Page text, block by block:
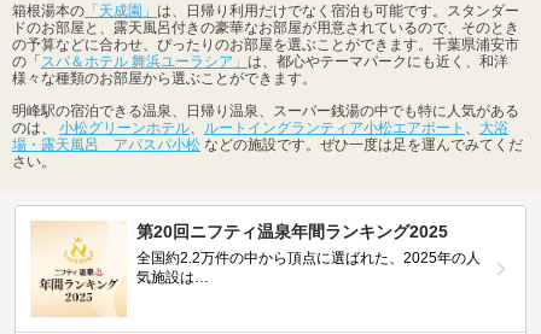
箱根湯本の 「天成園」 は、日帰り利用だけでなく宿泊も可能です。スタンダー
ドのお部屋と、露天風呂付きの豪華なお部屋が用意されているので、そのとき
の予算などに合わせ、ぴったりのお部屋を選ぶことができます。千葉県浦安市
の「スパ＆ホテル 舞浜ユーラシア」 は、都心やテーマパークにも近く、和洋
様々な種類のお部屋から選ぶことができます。
明峰駅の宿泊できる温泉、日帰り温泉、スーパー銭湯の中でも特に人気がある
のは、 小松グリーンホテル、 ルートイングランティア小松エアポート 、 大浴
場・露天風呂 アパスパ小松 などの施設です。ぜひ一度は足を運んでみてくだ
さい。
第20回ニフティ温泉年間ランキング2025
全国約2.2万件の中から頂点に選ばれた、2025年の人
気施設は…